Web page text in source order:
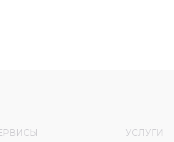
УСЛУГИ